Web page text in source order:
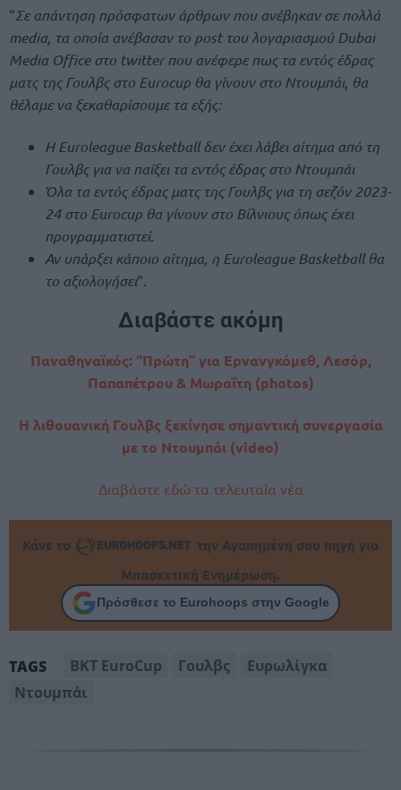
“Σε απάντηση πρόσφατων άρθρων που ανέβηκαν σε πολλά
media, τα οποία ανέβασαν το post του λογαριασμού Dubai
Media Office στο twitter που ανέφερε πως τα εντός έδρας
ματς της Γουλβς στο Eurocup θα γίνουν στο Ντουμπάι, θα
θέλαμε να ξεκαθαρίσουμε τα εξής:
H Euroleague Basketball δεν έχει λάβει αίτημα από τη
Γουλβς για να παίξει τα εντός έδρας στο Ντουμπάι
Όλα τα εντός έδρας ματς της Γουλβς για τη σεζόν 2023-
24 στο Eurocup θα γίνουν στο Βίλνιους όπως έχει
προγραμματιστεί.
Αν υπάρξει κάποιο αίτημα, η Euroleague Basketball θα
το αξιολογήσει“.
Διαβάστε ακόμη
Παναθηναϊκός: “Πρώτη” για Ερνανγκόμεθ, Λεσόρ,
Παπαπέτρου & Μωραΐτη (photos)
Η λιθουανική Γουλβς ξεκίνησε σημαντική συνεργασία
με το Ντουμπάι (video)
Διαβάστε εδώ τα τελευταία νέα
Κάνε το
την Αγαπημένη σου πηγή για
Μπασκετική Ενημέρωση.
Πρόσθεσε το Eurohoops στην Google
TAGS BKT EuroCup Γουλβς
Ευρωλίγκα
Ντουμπάι